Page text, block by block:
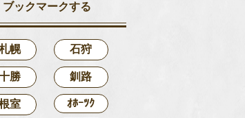
ブックマークする
幌 石狩
勝 釧路
室 ｵﾎｰﾂｸ